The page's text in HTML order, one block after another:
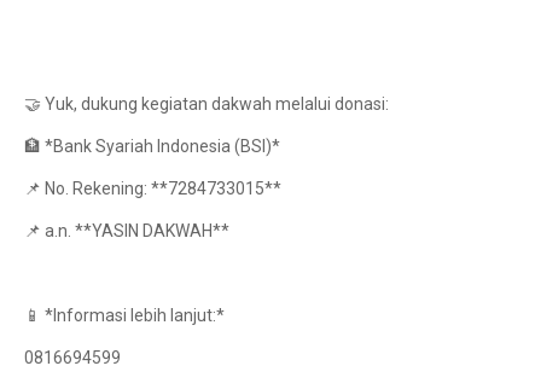
🤝 Yuk, dukung kegiatan dakwah melalui donasi:
🏦 *Bank Syariah Indonesia (BSI)*
📌 No. Rekening: **7284733015**
📌 a.n. **YASIN DAKWAH**
📱 *Informasi lebih lanjut:*
0816694599